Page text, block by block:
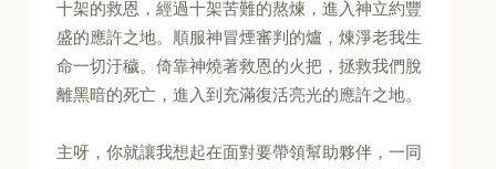
十架的救恩，經過十架苦難的熬煉，進入神立約豐
盛的應許之地。順服神冒煙審判的爐，煉淨老我生
命一切汙穢。倚靠神燒著救恩的火把，拯救我們脫
離黑暗的死亡，進入到充滿復活亮光的應許之地。
主呀，你就讓我想起在面對要帶領幫助夥伴，一同